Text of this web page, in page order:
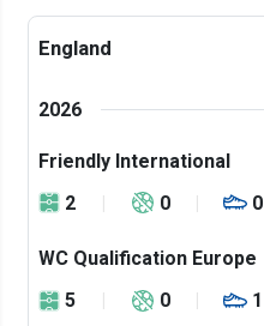
England
2026
Friendly International
2
0 0
WC Qualification Europe
5
0 1